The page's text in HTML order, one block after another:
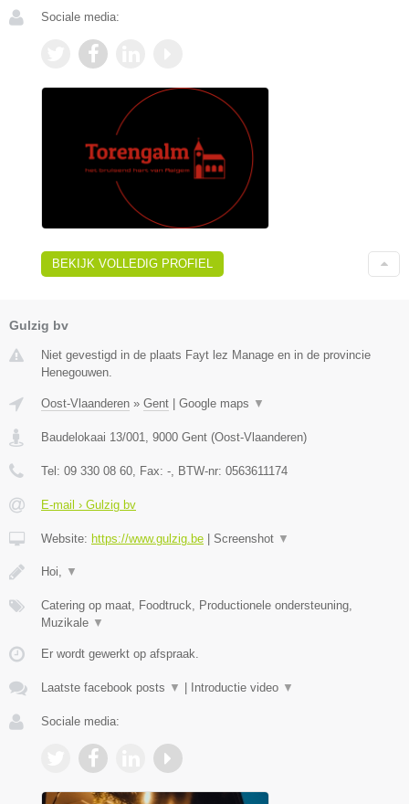
Sociale media:
BEKIJK VOLLEDIG PROFIEL
Gulzig bv
Niet gevestigd in de plaats Fayt lez Manage en in de provincie
Henegouwen.
Oost-Vlaanderen » Gent Google maps ▼
Baudelokaai 13/001 9000 Gent (Oost-Vlaanderen)
Tel: 09 330 08 60 , Fax: - , BTW-nr: 0563611174
E-mail › Gulzig bv
Website: https://www.gulzig.be Screenshot ▼
Hoi, ▼
Catering op maat, Foodtruck, Productionele ondersteuning,
Muzikale ▼
Er wordt gewerkt op afspraak.
Laatste facebook posts ▼ Introductie video ▼
Sociale media: